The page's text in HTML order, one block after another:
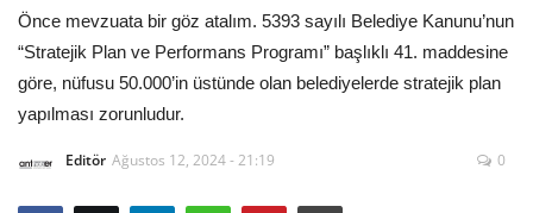
Hakkımızda
İletişim
Çevre
Önce mevzuata bir göz atalım. 5393 sayılı Belediye Kanunu’nun
“Stratejik Plan ve Performans Programı” başlıklı 41. maddesine
göre, nüfusu 50.000’in üstünde olan belediyelerde stratejik plan
yapılması zorunludur.
Editör Ağustos 12, 2024 - 21:19 0